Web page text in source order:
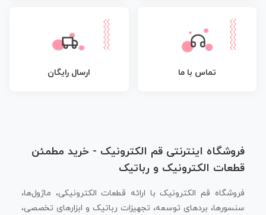
تماس با ما ارسال رایگان
فروشگاه اینترنتی قم الکترونیک - خرید مطمئن
قطعات الکترونیک و رباتیک
فروشگاه قم الکترونیک با ارائه قطعات الکترونیکی، ماژول‌ها،
سنسورها، بردهای توسعه، تجهیزات رباتیک و ابزارهای تخصصی،